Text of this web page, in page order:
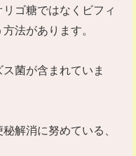
ゴ糖ではなくビフィ
法があります。
菌が含まれていま
解消に努めている、